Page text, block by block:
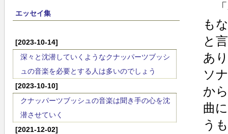
エッセイ集
[2023-10-14]
深々と沈潜していくようなクナッパーツブッシ
ュの音楽を必要とする人は多いのでしょう
[2023-10-10]
クナッパーツブッシュの音楽は聞き手の心を沈
潜させていく
[2021-12-02]
「
も
と
あ
ソ
か
曲
う